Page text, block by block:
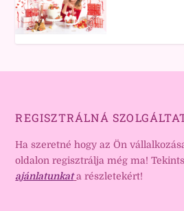
REGISZTRÁLNÁ
Ha szeretné hogy az Ön
oldalon regisztrálja még ma!
ajánlatunkat a részletekért!